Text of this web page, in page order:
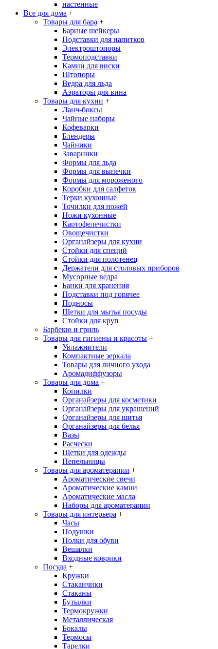
настенные
Все для дома +
Товары для бара +
Барные шейкеры
Подставки для напитков
Электроштопоры
Термоподставки
Камни для виски
Штопоры
Ведра для льда
Аэраторы для вина
Товары для кухни +
Ланч-боксы
Чайные наборы
Кофеварки
Блендеры
Чайники
Заварники
Формы для льда
Формы для выпечки
Формы для мороженого
Коробки для салфеток
Терки кухонные
Точилки для ножей
Ножи кухонные
Картофелечистки
Овощечистки
Органайзеры для кухни
Стойки для специй
Стойки для полотенец
Держатели для столовых приборов
Мусорные ведра
Банки для хранения
Подставки под горячее
Подносы
Щетки для мытья посуды
Стойки для круп
Барбекю и гриль
Товары для гигиены и красоты +
Увлажнители
Компактные зеркала
Товары для личного ухода
Аромадиффузоры
Товары для дома +
Копилки
Органайзеры для косметики
Органайзеры для украшений
Органайзеры для шитья
Органайзеры для белья
Вазы
Расчески
Щетки для одежды
Пепельницы
Товары для ароматерапии +
Ароматические свечи
Ароматические камни
Ароматические масла
Наборы для ароматерапии
Товары для интерьера +
Часы
Подушки
Полки для обуви
Вешалки
Входные коврики
Посуда +
Кружки
Стаканчики
Стаканы
Бутылки
Термокружки
Металлическая
Бокалы
Термосы
Тарелки